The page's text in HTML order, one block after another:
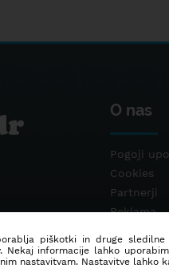
O nas
Pogoji
Cookies
Partnerji
Reklama
piškotki in druge
Nekaj informacije lahko
nastavitvam. Nastavitve lahko